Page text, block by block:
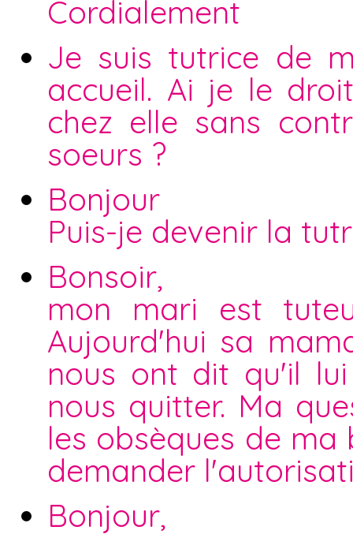
Cordialement
Je suis tutrice de
accueil. Ai je le
chez elle sans
soeurs ?
Bonjour
Puis-je devenir la
Bonsoir,
mon mari est
Aujourd'hui sa
nous ont dit qu'il
nous quitter. Ma
les obsèques de
demander
Bonjour,